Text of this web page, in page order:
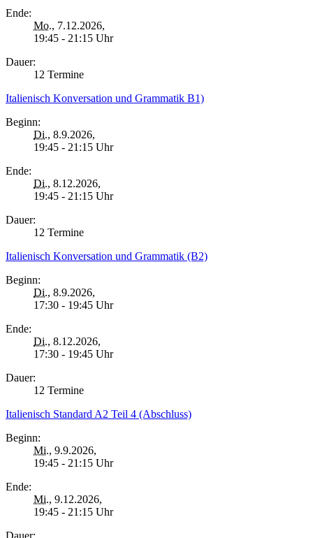
Ende:
Mo., 7.12.2026,
19:45 - 21:15 Uhr
Dauer:
12 Termine
Italienisch Konversation und Grammatik B1)
Beginn:
Di., 8.9.2026,
19:45 - 21:15 Uhr
Ende:
Di., 8.12.2026,
19:45 - 21:15 Uhr
Dauer:
12 Termine
Italienisch Konversation und Grammatik (B2)
Beginn:
Di., 8.9.2026,
17:30 - 19:45 Uhr
Ende:
Di., 8.12.2026,
17:30 - 19:45 Uhr
Dauer:
12 Termine
Italienisch Standard A2 Teil 4 (Abschluss)
Beginn:
Mi., 9.9.2026,
19:45 - 21:15 Uhr
Ende:
Mi., 9.12.2026,
19:45 - 21:15 Uhr
Dauer: